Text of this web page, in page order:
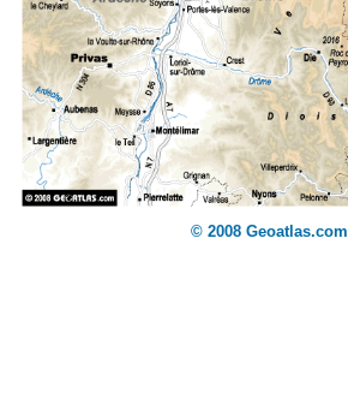
© 2008 Geoatlas.com